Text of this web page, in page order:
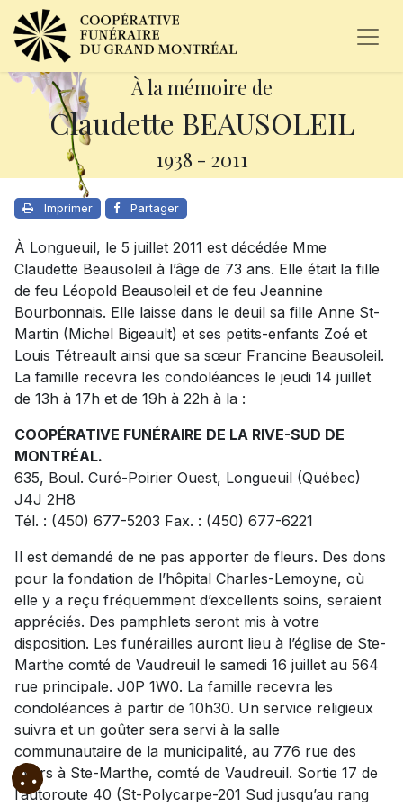
À la mémoire de
Claudette BEAUSOLEIL
1938 - 2011
Imprimer Partager
À Longueuil, le 5 juillet 2011 est décédée Mme
Claudette Beausoleil à l’âge de 73 ans. Elle était la fille
de feu Léopold Beausoleil et de feu Jeannine
Bourbonnais. Elle laisse dans le deuil sa fille Anne St-
Martin (Michel Bigeault) et ses petits-enfants Zoé et
Louis Tétreault ainsi que sa sœur Francine Beausoleil.
La famille recevra les condoléances le jeudi 14 juillet
de 13h à 17h et de 19h à 22h à la :
COOPÉRATIVE FUNÉRAIRE DE LA RIVE-SUD DE
MONTRÉAL.
635, Boul. Curé-Poirier Ouest, Longueuil (Québec)
J4J 2H8
Tél. : (450) 677-5203 Fax. : (450) 677-6221
Il est demandé de ne pas apporter de fleurs. Des dons
pour la fondation de l’hôpital Charles-Lemoyne, où
elle y a reçu fréquemment d’excellents soins, seraient
appréciés. Des pamphlets seront mis à votre
disposition. Les funérailles auront lieu à l’église de Ste-
Marthe comté de Vaudreuil le samedi 16 juillet au 564
rue principale. J0P 1W0. La famille recevra les
condoléances à partir de 10h30. Un service religieux
suivra et un goûter sera servi à la salle
communautaire de la municipalité, au 776 rue des
loisirs à Ste-Marthe, comté de Vaudreuil. Sortie 17 de
l’autoroute 40 (St-Polycarpe-201 Sud jusqu’au rang